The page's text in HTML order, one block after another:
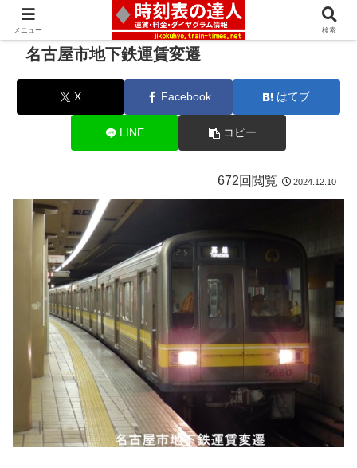
名古屋市地下鉄運賃変遷
X Facebook はてブ
LINE コピー
672回閲覧 2024.12.10
メニュー 検索